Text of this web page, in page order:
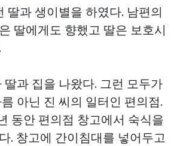
딸과 생이별을 하였다. 남편의
딸에게도 향했고 딸은 보호시
딸과 집을 나왔다. 그런 모두가
아닌 진 씨의 일터인 편의점.
동안 편의점 창고에서 숙식을
. 창고에 간이침대를 넣어두고